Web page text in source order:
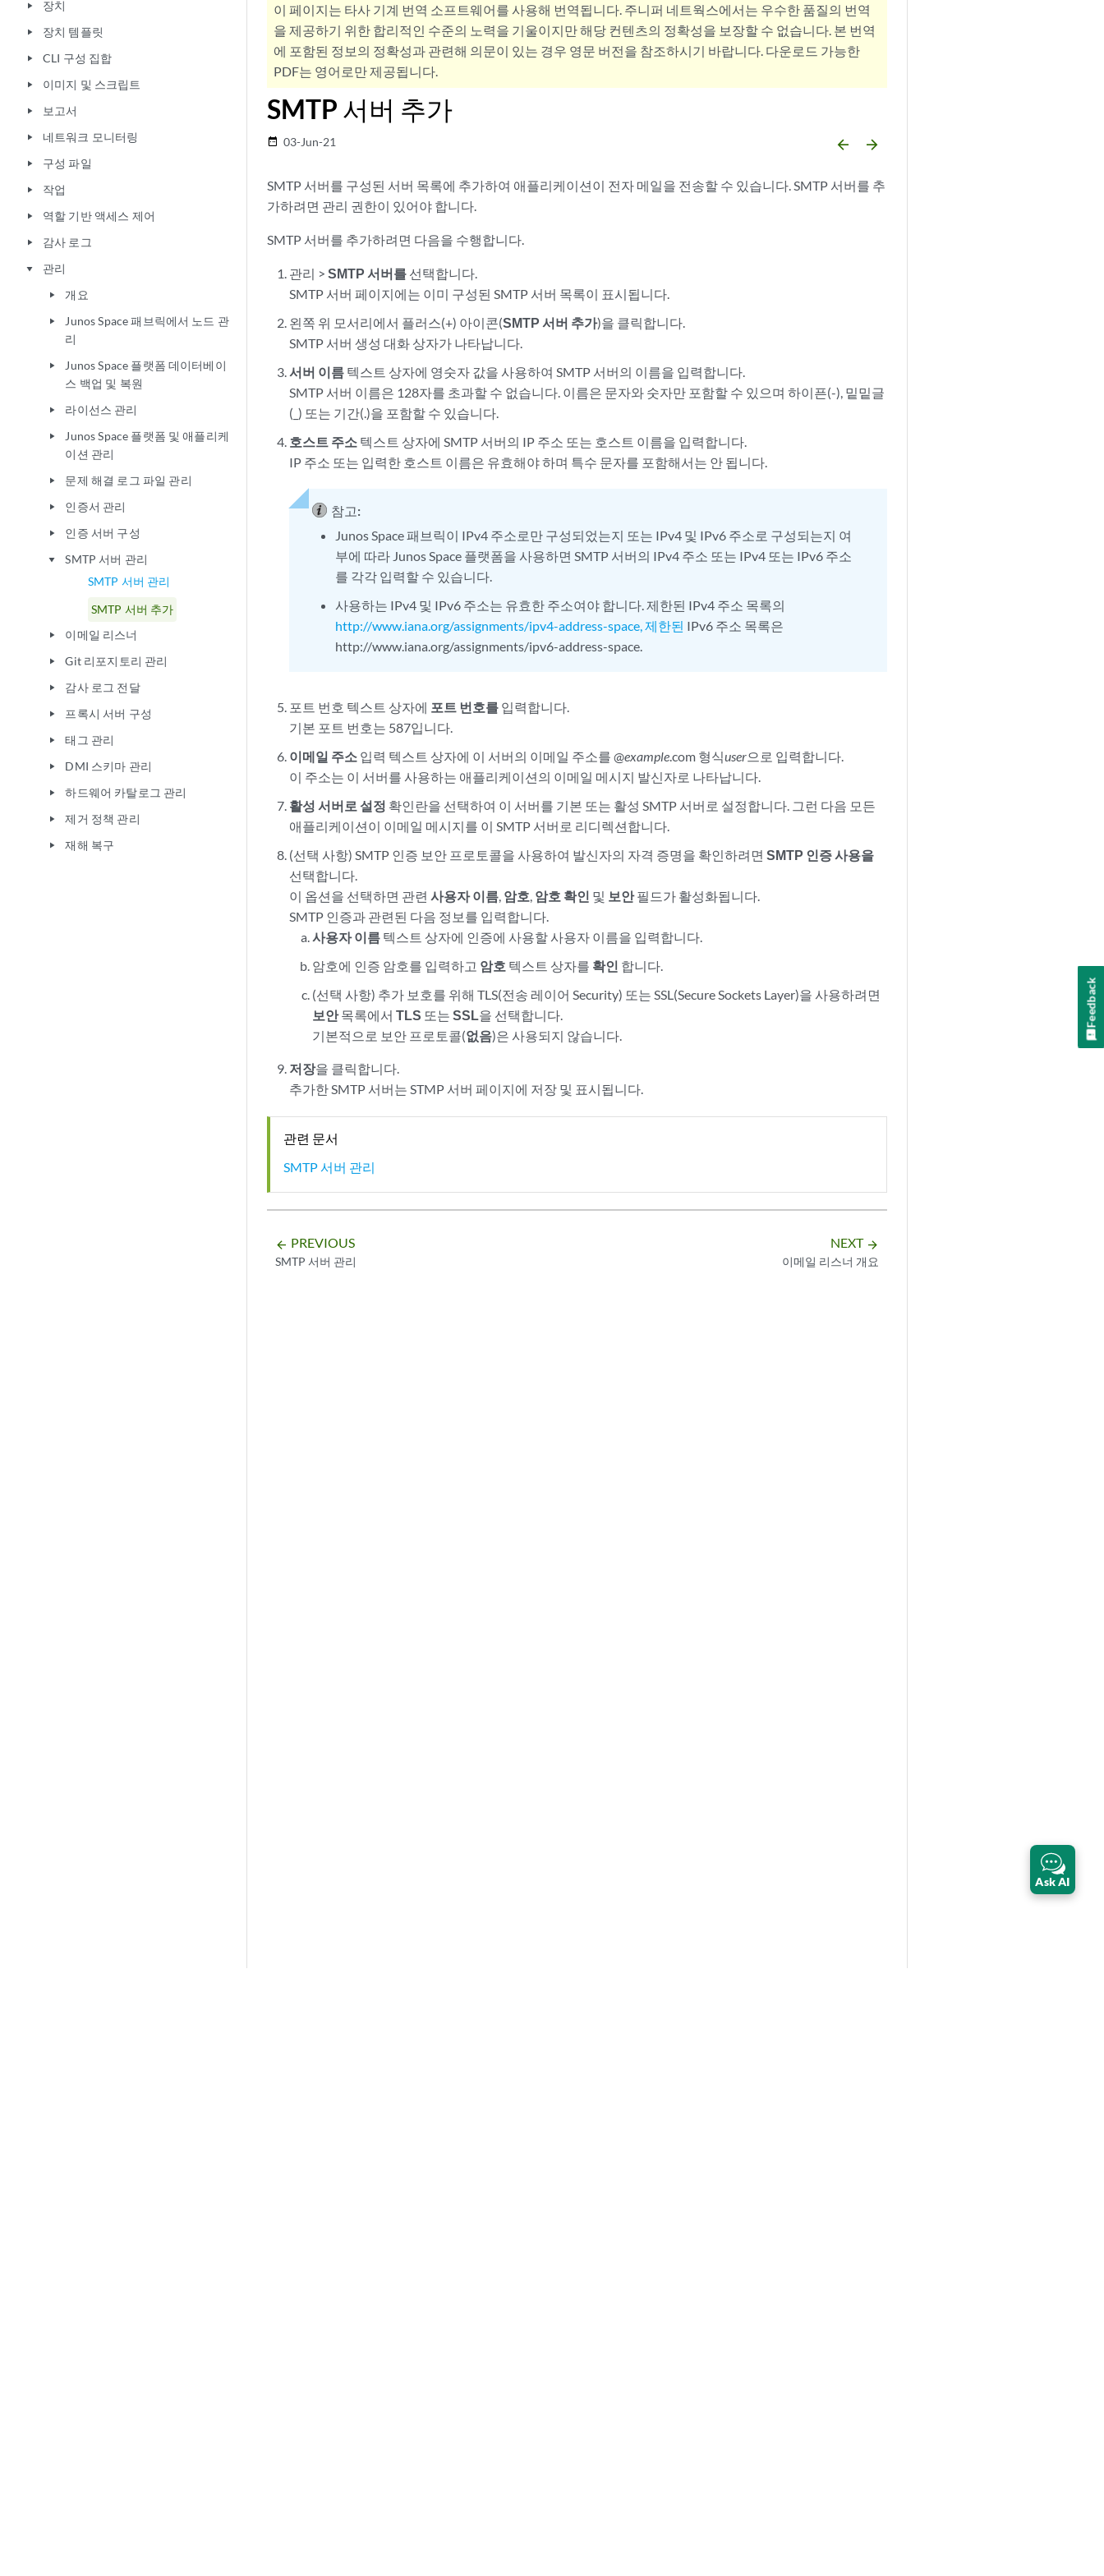
play_arrow 장치
play_arrow 장치 템플릿
play_arrow CLI 구성 집합
play_arrow 이미지 및 스크립트
play_arrow 보고서
play_arrow 네트워크 모니터링
play_arrow 구성 파일
play_arrow 작업
play_arrow 역할 기반 액세스 제어
play_arrow 감사 로그
play_arrow 관리
play_arrow 개요
play_arrow
Junos Space 패브릭에서 노드 관
리
play_arrow
Junos Space 플랫폼 데이터베이
스 백업 및 복원
play_arrow 라이선스 관리
play_arrow
Junos Space 플랫폼 및 애플리케
이션 관리
play_arrow 문제 해결 로그 파일 관리
play_arrow 인증서 관리
play_arrow 인증 서버 구성
play_arrow
SMTP 서버 관리
SMTP 서버 관리
SMTP 서버 추가
play_arrow 이메일 리스너
play_arrow Git 리포지토리 관리
play_arrow 감사 로그 전달
play_arrow 프록시 서버 구성
play_arrow 태그 관리
play_arrow DMI 스키마 관리
play_arrow 하드웨어 카탈로그 관리
play_arrow 제거 정책 관리
play_arrow 재해 복구
이 페이지는 타사 기계 번역 소프트웨어를 사용해 번역됩니다. 주니퍼 네트웍스에서는 우수한 품질의 번역
을 제공하기 위한 합리적인 수준의 노력을 기울이지만 해당 컨텐츠의 정확성을 보장할 수 없습니다. 본 번역
에 포함된 정보의 정확성과 관련해 의문이 있는 경우 영문 버전을 참조하시기 바랍니다. 다운로드 가능한
PDF는 영어로만 제공됩니다.
SMTP 서버 추가
date_range 03-Jun-21 arrow_backward arrow_forward
SMTP 서버를 구성된 서버 목록에 추가하여 애플리케이션이 전자 메일을 전송할 수 있습니다. SMTP 서버를 추
가하려면 관리 권한이 있어야 합니다.
SMTP 서버를 추가하려면 다음을 수행합니다.
관리 >SMTP 서버를 선택합니다.
SMTP 서버 페이지에는 이미 구성된 SMTP 서버 목록이 표시됩니다.
왼쪽 위 모서리에서 플러스(+) 아이콘(SMTP 서버 추가)을 클릭합니다.
SMTP 서버 생성 대화 상자가 나타납니다.
서버 이름 텍스트 상자에 영숫자 값을 사용하여 SMTP 서버의 이름을 입력합니다.
SMTP 서버 이름은 128자를 초과할 수 없습니다. 이름은 문자와 숫자만 포함할 수 있으며 하이픈(-), 밑밑글
(_) 또는 기간(.)을 포함할 수 있습니다.
호스트 주소 텍스트 상자에 SMTP 서버의 IP 주소 또는 호스트 이름을 입력합니다.
IP 주소 또는 입력한 호스트 이름은 유효해야 하며 특수 문자를 포함해서는 안 됩니다.
참고:
Junos Space 패브릭이 IPv4 주소로만 구성되었는지 또는 IPv4 및 IPv6 주소로 구성되는지 여
부에 따라 Junos Space 플랫폼을 사용하면 SMTP 서버의 IPv4 주소 또는 IPv4 또는 IPv6 주소
를 각각 입력할 수 있습니다.
사용하는 IPv4 및 IPv6 주소는 유효한 주소여야 합니다. 제한된 IPv4 주소 목록의
http://www.iana.org/assignments/ipv4-address-space, 제한된 IPv6 주소 목록은
http://www.iana.org/assignments/ipv6-address-space.
포트 번호 텍스트 상자에 포트 번호를 입력합니다.
기본 포트 번호는 587입니다.
이메일 주소 입력 텍스트 상자에 이 서버의 이메일 주소를 @example.com 형식user으로 입력합니다.
이 주소는 이 서버를 사용하는 애플리케이션의 이메일 메시지 발신자로 나타납니다.
활성 서버로 설정 확인란을 선택하여 이 서버를 기본 또는 활성 SMTP 서버로 설정합니다. 그런 다음 모든
애플리케이션이 이메일 메시지를 이 SMTP 서버로 리디렉션합니다.
(선택 사항) SMTP 인증 보안 프로토콜을 사용하여 발신자의 자격 증명을 확인하려면SMTP 인증 사용을
선택합니다.
이 옵션을 선택하면 관련사용자 이름, 암호, 암호 확인 및 보안필드가 활성화됩니다.
SMTP 인증과 관련된 다음 정보를 입력합니다.
사용자 이름텍스트 상자에 인증에 사용할 사용자 이름을 입력합니다.
암호에 인증 암호를 입력하고 암호 텍스트 상자를 확인 합니다.
(선택 사항) 추가 보호를 위해 TLS(전송 레이어 Security) 또는 SSL(Secure Sockets Layer)을 사용하려면
보안목록에서 TLS 또는 SSL을 선택합니다.
기본적으로 보안 프로토콜(없음)은 사용되지 않습니다.
저장을 클릭합니다.
추가한 SMTP 서버는 STMP 서버 페이지에 저장 및 표시됩니다.
관련 문서
SMTP 서버 관리
arrow_backward PREVIOUS
SMTP 서버 관리
NEXT arrow_forward
이메일 리스너 개요
Ask AI
Feedback